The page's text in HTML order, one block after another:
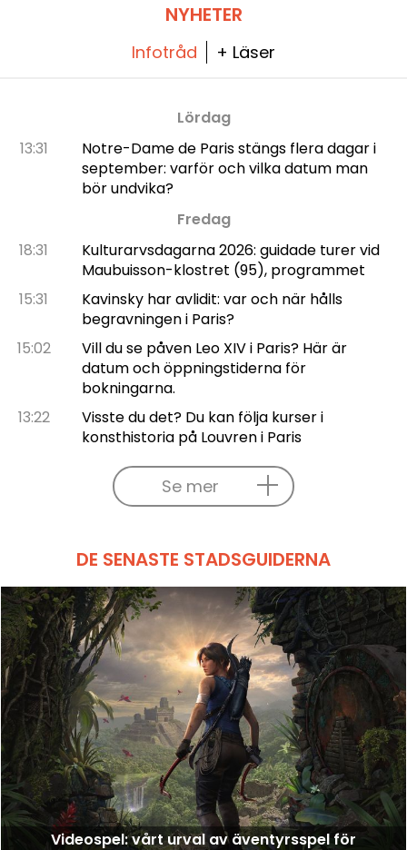
NYHETER
Infotråd + Läser
Lördag
13:31
Notre-Dame de Paris stängs flera dagar i
september: varför och vilka datum man
bör undvika?
Fredag
18:31
Kulturarvsdagarna 2026: guidade turer vid
Maubuisson-klostret (95), programmet
15:31
Kavinsky har avlidit: var och när hålls
begravningen i Paris?
15:02
Vill du se påven Leo XIV i Paris? Här är
datum och öppningstiderna för
bokningarna.
13:22
Visste du det? Du kan följa kurser i
konsthistoria på Louvren i Paris
Se mer
DE SENASTE STADSGUIDERNA
Videospel: vårt urval av äventyrsspel för